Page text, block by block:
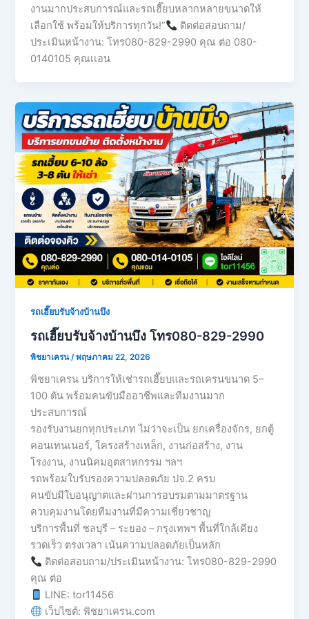
งานมากประสบการณ์และรถเฮี๊ยบหลากหลายขนาดให้
เลือกใช้ พร้อมให้บริการทุกวัน!”
ติดต่อสอบถาม/
ประเมินหน้างาน: โทร080-829-2990 คุณ ต่อ 080-
0140105 คุณเเอน
รถเฮี๊ยบรับจ้างบ้านบึง
รถเฮี๊ยบรับจ้างบ้านบึง โทร080-829-2990
พิชยาเครน /พฤษภาคม 22, 2026
พิชยาเครน บริการให้เช่ารถเฮี๊ยบและรถเครนขนาด 5–
100 ตัน พร้อมคนขับมืออาชีพและทีมงานมาก
ประสบการณ์
รองรับงานยกทุกประเภท ไม่ว่าจะเป็น ยกเครื่องจักร, ยกตู้
คอนเทนเนอร์, โครงสร้างเหล็ก, งานก่อสร้าง, งาน
โรงงาน, งานนิคมอุตสาหกรรม ฯลฯ
รถพร้อมใบรับรองความปลอดภัย ปจ.2 ครบ
คนขับมีใบอนุญาตและผ่านการอบรมตามมาตรฐาน
ควบคุมงานโดยทีมงานที่มีความเชี่ยวชาญ
บริการพื้นที่ ชลบุรี – ระยอง – กรุงเทพฯ พื้นที่ใกล้เคียง
รวดเร็ว ตรงเวลา เน้นความปลอดภัยเป็นหลัก
ติดต่อสอบถาม/ประเมินหน้างาน: โทร080-829-2990
คุณ ต่อ
LINE: tor11456
เว็บไซต์: พิชยาเครน.com